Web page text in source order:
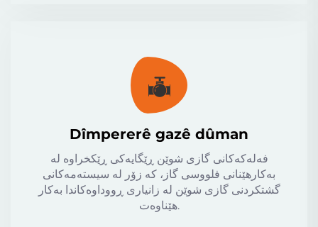
Dîmpererê gazê dûman
فەلەکەکانی گازی شوێن ڕێگایەکی ڕێکخراوە لە
بەکارهێنانی فلووسی گاز، کە زۆر لە سیستەمەکانی
گشتکردنی گازی شوێن لە زانیاری ڕووداوەکاندا بەکار
هێناوەت.